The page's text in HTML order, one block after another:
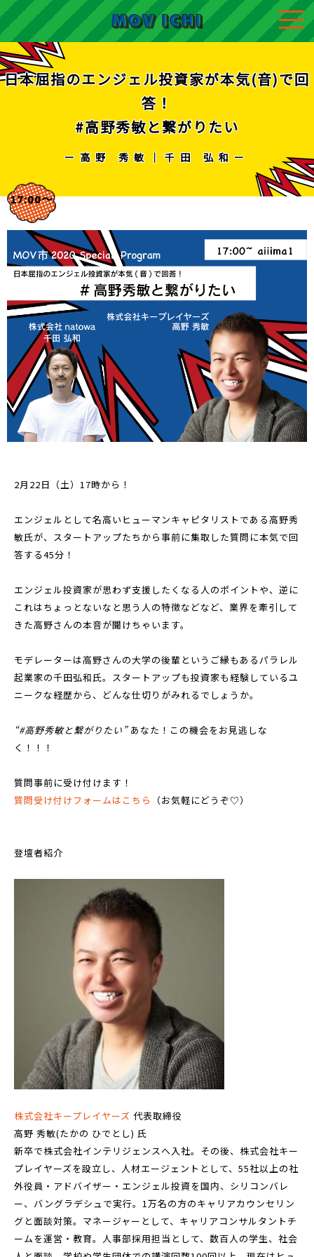
日本屈指のエンジェル投資家が本気(音)で回
答！
#高野秀敏と繋がりたい
ー高野 秀敏｜千田 弘和ー
17:00〜
2月22日（土）17時から！
エンジェルとして名高いヒューマンキャピタリストである高野秀
敏氏が、スタートアップたちから事前に集取した質問に本気で回
答する45分！
エンジェル投資家が思わず支援したくなる人のポイントや、逆に
これはちょっとないなと思う人の特徴などなど、業界を牽引して
きた高野さんの本音が聞けちゃいます。
モデレーターは高野さんの大学の後輩というご縁もあるパラレル
起業家の千田弘和氏。スタートアップも投資家も経験しているユ
ニークな経歴から、どんな仕切りがみれるでしょうか。
“#高野秀敏と繋がりたい”あなた！この機会をお見逃しな
く！！！
質問事前に受け付けます！
質問受け付けフォームはこちら
（お気軽にどうぞ♡）
登壇者紹介
株式会社キープレイヤーズ 代表取締役
高野 秀敏(たかの ひでとし) 氏
新卒で株式会社インテリジェンスへ入社。その後、株式会社キー
プレイヤーズを設立し、人材エージェントとして、55社以上の社
外役員・アドバイザー・エンジェル投資を国内、シリコンバレ
ー、バングラデシュで実行。1万名の方のキャリアカウンセリン
グと面談対策。マネージャーとして、キャリアコンサルタントチ
ームを運営・教育。人事部採用担当として、数百人の学生、社会